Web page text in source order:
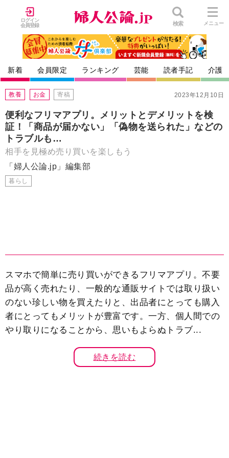
ログイン
会員登録
検索 メニュー
新着 会員限定 ランキング 芸能 読者手記 介護
2023年12月10日
教養 お金 寄稿
便利なフリマアプリ。メリットとデメリットを検
証！「商品が届かない」「偽物を送られた」などの
トラブルも…
相手を見極め売り買いを楽しもう
「婦人公論.jp」編集部
暮らし
スマホで簡単に売り買いができるフリマアプリ。不要
品が高く売れたり、一般的な通販サイトでは取り扱い
のない珍しい物を買えたりと、出品者にとっても購入
者にとってもメリットが豊富です。一方、個人間での
やり取りになることから、思いもよらぬトラブ...
続きを読む